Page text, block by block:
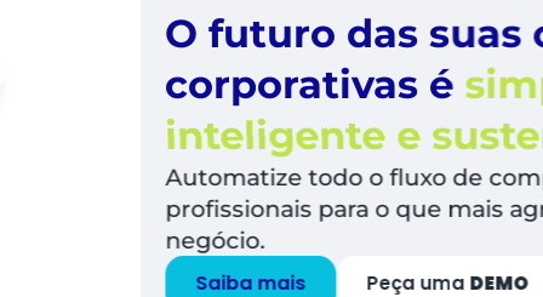
O futuro das suas
corporativas ésimples,
inteligente e sustentável
Automatize todo o fluxo de compras,
profissionais para o que mais agrega valor
Peça uma DEMO